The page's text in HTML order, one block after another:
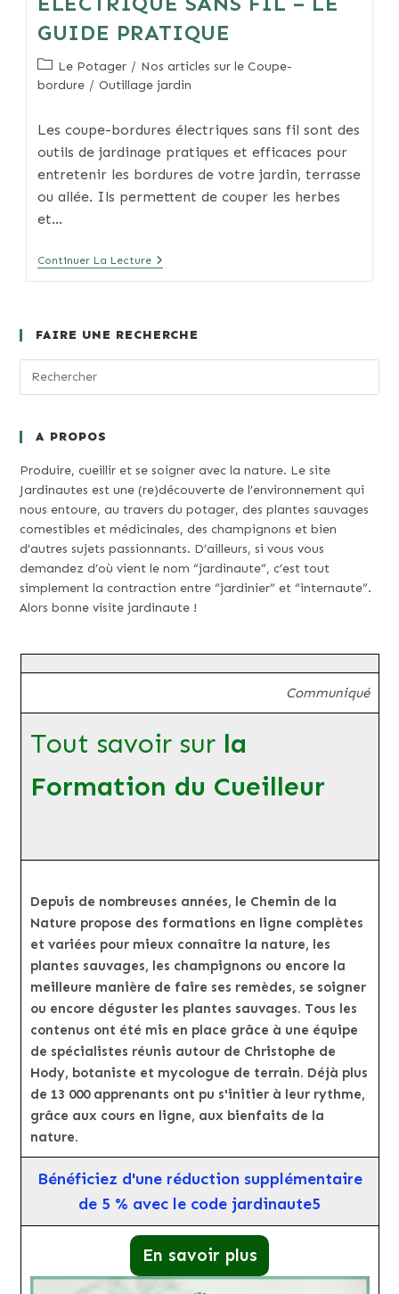
GUIDE PRATIQUE
Post
category:
Le Potager / Nos articles sur le Coupe-
bordure / Outillage jardin
Les coupe-bordures électriques sans fil sont des
outils de jardinage pratiques et efficaces pour
entretenir les bordures de votre jardin, terrasse
ou allée. Ils permettent de couper les herbes
et…
Continuer La LectureCoupe
–
Guide
FAIRE UNE RECHERCHE
A PROPOS
Produire, cueillir et se soigner avec la nature. Le site
Jardinautes est une (re)découverte de l’environnement qui
nous entoure, au travers du potager, des plantes sauvages
comestibles et médicinales, des champignons et bien
d’autres sujets passionnants. D’ailleurs, si vous vous
demandez d’où vient le nom “jardinaute”, c’est tout
simplement la contraction entre “jardinier” et “internaute”.
Alors bonne visite jardinaute !
Communiqué
Tout savoir sur la
Formation du Cueilleur
Depuis de nombreuses années, le Chemin de la
Nature propose des formations en ligne complètes
et variées pour mieux connaître la nature, les
plantes sauvages, les champignons ou encore la
meilleure manière de faire ses remèdes, se soigner
ou encore déguster les plantes sauvages. Tous les
contenus ont été mis en place grâce à une équipe
de spécialistes réunis autour de Christophe de
Hody, botaniste et mycologue de terrain. Déjà plus
de 13 000 apprenants ont pu s'initier à leur rythme,
grâce aux cours en ligne, aux bienfaits de la
nature.
Bénéficiez d'une réduction supplémentaire
de 5 % avec le code jardinaute5
En savoir plus